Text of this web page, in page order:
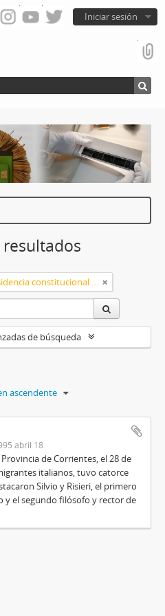
Iniciar sesión
1958 a 1962 Presidencia constitucional de Arturo Frondizi
de búsqueda
ascendente
abril 18
de Corrientes, el 28 de
italianos, tuvo catorce
Silvio y Risieri, el primero
el segundo filósofo y rector de